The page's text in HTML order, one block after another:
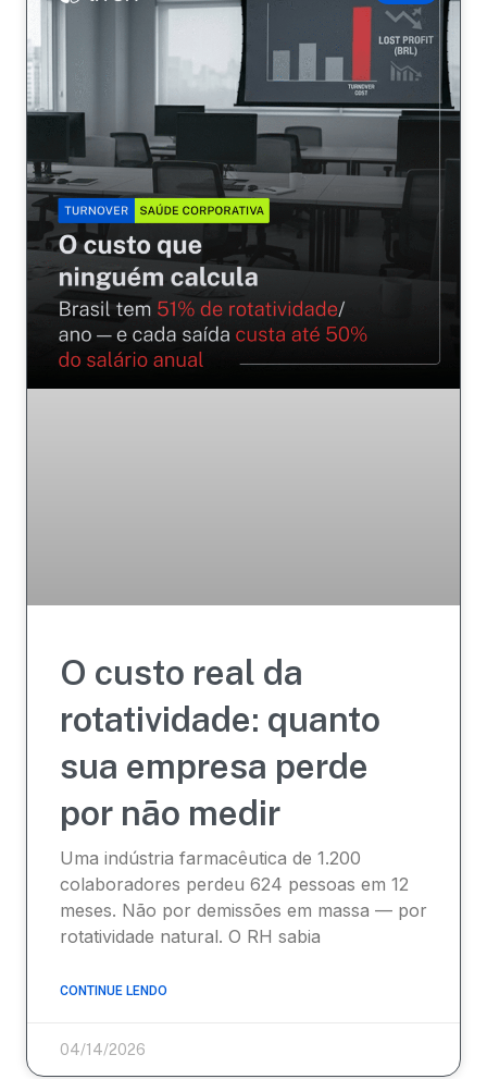
O custo real da
rotatividade: quanto
sua empresa perde
por não medir
Uma indústria farmacêutica de 1.200
colaboradores perdeu 624 pessoas em 12
meses. Não por demissões em massa — por
rotatividade natural. O RH sabia
CONTINUE LENDO
04/14/2026